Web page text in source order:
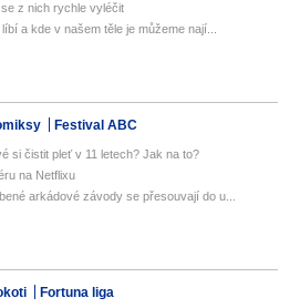
z nich rychle vyléčit
a kde v našem těle je můžeme nají...
Festival ABC
si čistit pleť v 11 letech? Jak na to?
na Netflixu
arkádové závody se přesouvají do u...
Fortuna liga